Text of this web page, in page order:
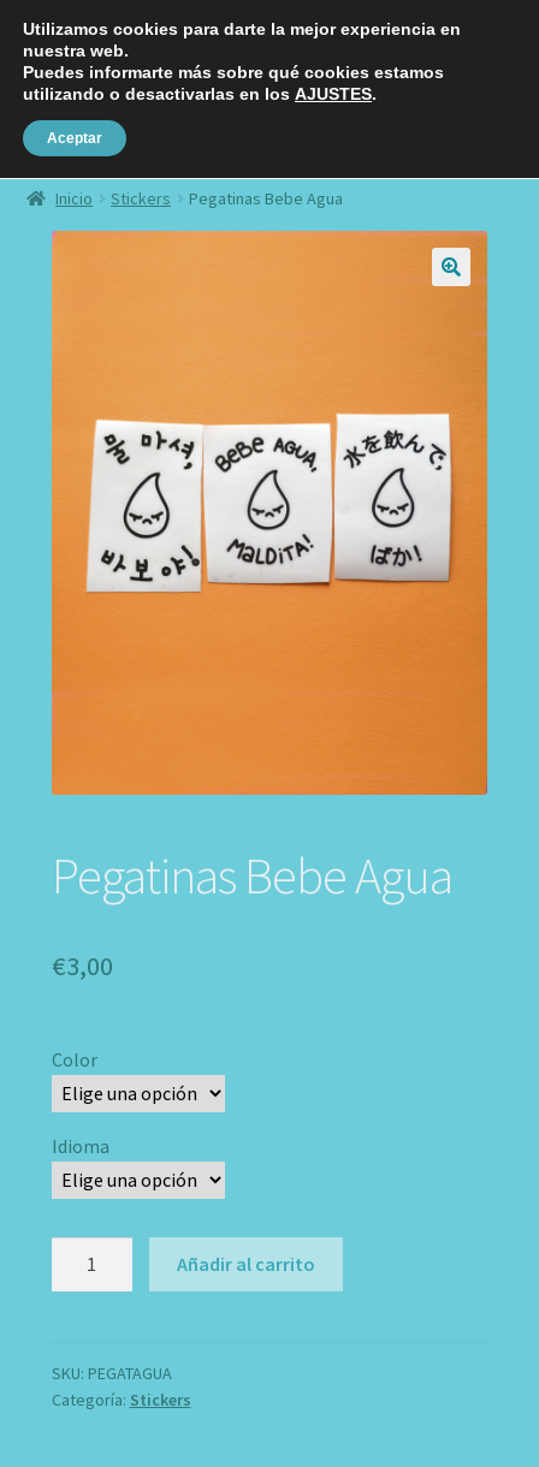
Ir
a
la
navegación
Ir
al
contenido
Fundas
Láminas
Complementos
Inicio Stickers Pegatinas Bebe Agua
Pegatinas Bebe Agua
€3,00
Color
Idioma
Añadir al carrito
SKU: PEGATAGUA
Categoría: Stickers
Utilizamos cookies para darte la mejor experiencia en
nuestra web.
Puedes informarte más sobre qué cookies estamos
utilizando o desactivarlas en los AJUSTES.
Aceptar